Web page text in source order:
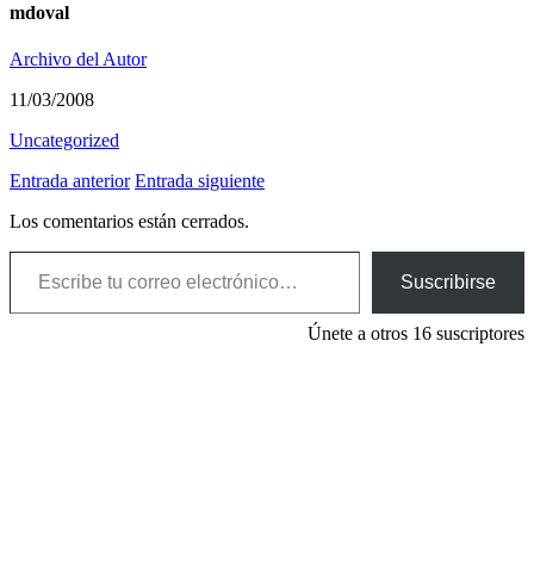
mdoval
Archivo del Autor
11/03/2008
Uncategorized
Entrada anterior Entrada siguiente
Los comentarios están cerrados.
Escribe tu correo electrónico…
Suscribirse
Únete a otros 16 suscriptores